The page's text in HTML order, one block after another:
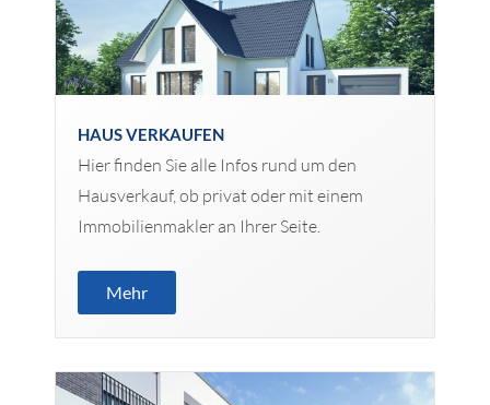
HAUS VERKAUFEN
Hier finden Sie alle Infos rund um den
Hausverkauf, ob privat oder mit einem
Immobilienmakler an Ihrer Seite.
Mehr